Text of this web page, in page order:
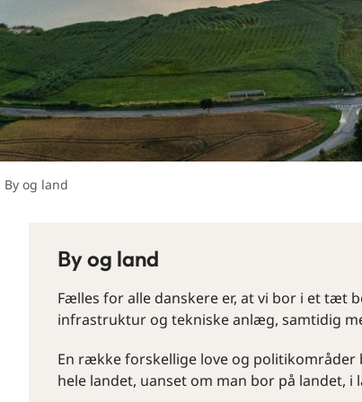
By og land
By og land
Fælles for alle danskere er, at vi bor i et tæt
infrastruktur og tekniske anlæg, samtidig
En række forskellige love og
hele landet, uanset om man bor på landet,